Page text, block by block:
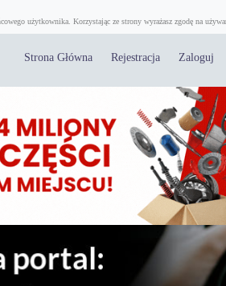
użytkownika. Korzystając ze strony wyrażasz zgodę na
Strona Główna Rejestracja Zaloguj